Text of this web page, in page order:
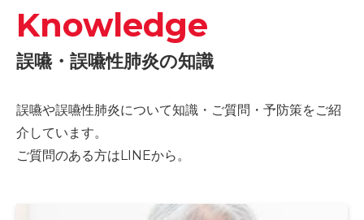
Knowledge
誤嚥・誤嚥性肺炎の知識
誤嚥や誤嚥性肺炎について知識・ご質問・予防策をご紹
介しています。
ご質問のある方はLINEから。